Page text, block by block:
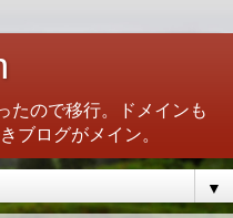
たので移行。ドメインも
ブログがメイン。
▼